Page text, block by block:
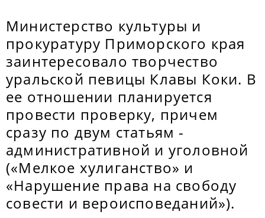
Министерство культуры и
прокуратуру Приморского края
заинтересовало творчество
уральской певицы Клавы Коки. В
ее отношении планируется
провести проверку, причем
сразу по двум статьям -
административной и уголовной
(«Мелкое хулиганство» и
«Нарушение права на свободу
совести и вероисповеданий»).